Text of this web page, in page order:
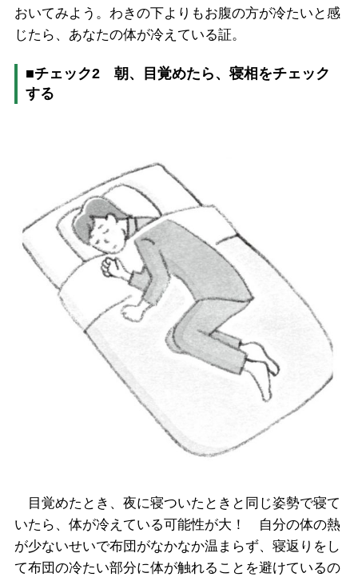
おいてみよう。わきの下よりもお腹の方が冷たいと感
じたら、あなたの体が冷えている証。
■チェック2 朝、目覚めたら、寝相をチェック
する
目覚めたとき、夜に寝ついたときと同じ姿勢で寝て
いたら、体が冷えている可能性が大！ 自分の体の熱
が少ないせいで布団がなかなか温まらず、寝返りをし
て布団の冷たい部分に体が触れることを避けているの